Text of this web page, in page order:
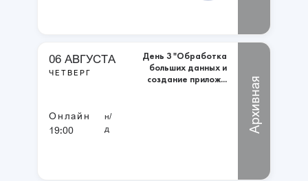
06 АВГУСТА
ЧЕТВЕРГ
День 3 "Обработка
больших данных и
создание прилож...
Онлайн
19:00
н/
д
Архивная